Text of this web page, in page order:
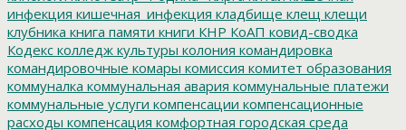
инфекция кишечная_инфекция кладбище клещ клещи
клубника книга памяти книги КНР КоАП ковид-сводка
Кодекс колледж культуры колония командировка
командировочные комары комиссия комитет образования
коммуналка коммунальная авария коммунальные платежи
коммунальные услуги компенсации компенсационные
расходы компенсация комфортная городская среда